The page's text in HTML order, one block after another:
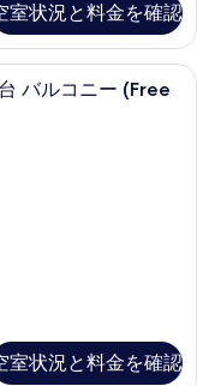
室状況と料金を確認
セーフティボックス (室
バルコニー (Free
室状況と料金を確認